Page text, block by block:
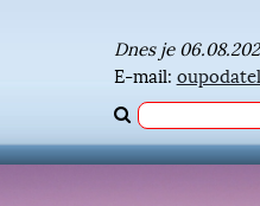
Dnes je
E-mail: